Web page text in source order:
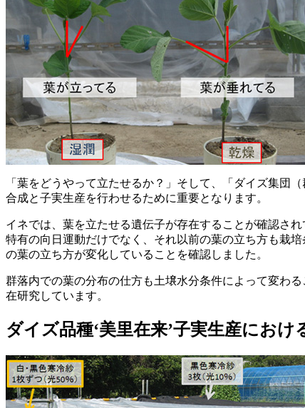
「葉をどうやって立たせるか？」そして、「ダイズ集団
合成と子実生産を行わせるために重要となります。
イネでは、葉を立たせる遺伝子が存在することが確認さ
特有の向日運動だけでなく、それ以前の葉の立ち方も栽
の葉の立ち方が変化していることを確認しました。
群落内での葉の分布の仕方も土壌水分条件によって変わる
在研究しています。
ダイズ品種‘美里在来’子実生産におけ